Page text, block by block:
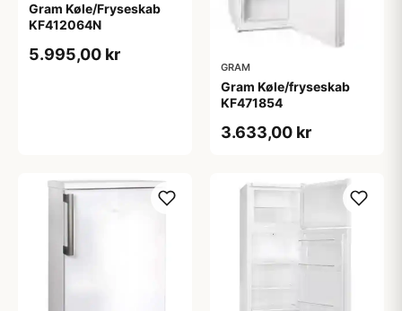
Gram Køle/Fryseskab
KF412064N
5.995,00 kr
GRAM
Gram Køle/fryseskab
KF471854
3.633,00 kr